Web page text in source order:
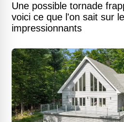
Une possible tornade
voici ce que l'on sait sur
impressionnants